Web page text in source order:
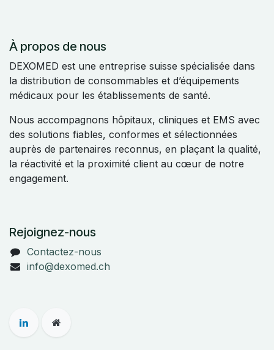
À propos de nous
DEXOMED est une entreprise suisse spécialisée dans
la distribution de consommables et d’équipements
médicaux pour les établissements de santé.
Nous accompagnons hôpitaux, cliniques et EMS avec
des solutions fiables, conformes et sélectionnées
auprès de partenaires reconnus, en plaçant la qualité,
la réactivité et la proximité client au cœur de notre
engagement.
Rejoignez-nous
Contactez-nous
info@dexomed.ch